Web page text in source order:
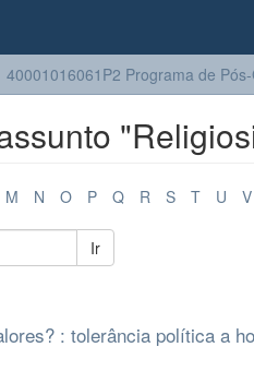
40001016061P2 Programa de
M N O P Q R S T U V
Ir
: tolerância política a